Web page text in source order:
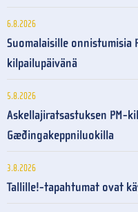
6.8.2026
Suomalaisille onnistumisia
kilpailupäivänä
5.8.2026
Askellajiratsastuksen PM-
Gæðingakeppniluokilla
3.8.2026
Tallille!-tapahtumat ovat